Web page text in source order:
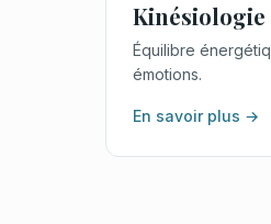
Kinésiologie
Équilibre
émotions.
En savoir plus →